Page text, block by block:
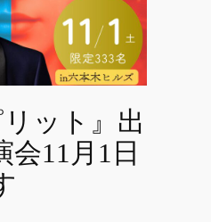
リット』出
会11月1日